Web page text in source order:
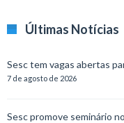
Últimas Notícias
Sesc tem vagas abertas
7 de agosto de 2026
Sesc promove seminário